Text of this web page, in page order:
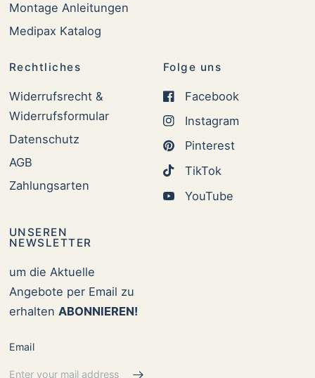
Montage Anleitungen
Medipax Katalog
Rechtliches
Widerrufsrecht &
Widerrufsformular
Datenschutz
AGB
Zahlungsarten
Folge uns
Facebook
Instagram
Pinterest
TikTok
YouTube
UNSEREN
NEWSLETTER
um die Aktuelle
Angebote per Email zu
erhalten ABONNIEREN!
Email